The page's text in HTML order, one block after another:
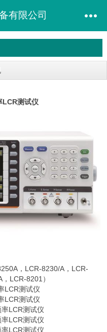
有限公司
LCR测试仪
，LCR-8230/A，LCR-
LCR-8201）
LCR测试仪
LCR测试仪
LCR测试仪
LCR测试仪
LCR测试仪